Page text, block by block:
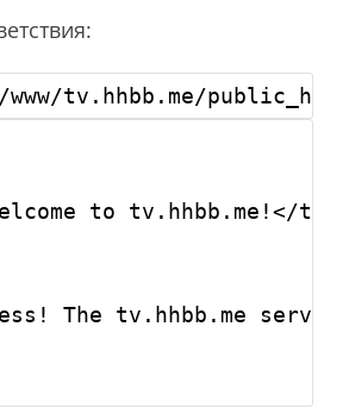
tv.hhbb.me/
to tv.hhbb.me!</
The tv.hhbb.me